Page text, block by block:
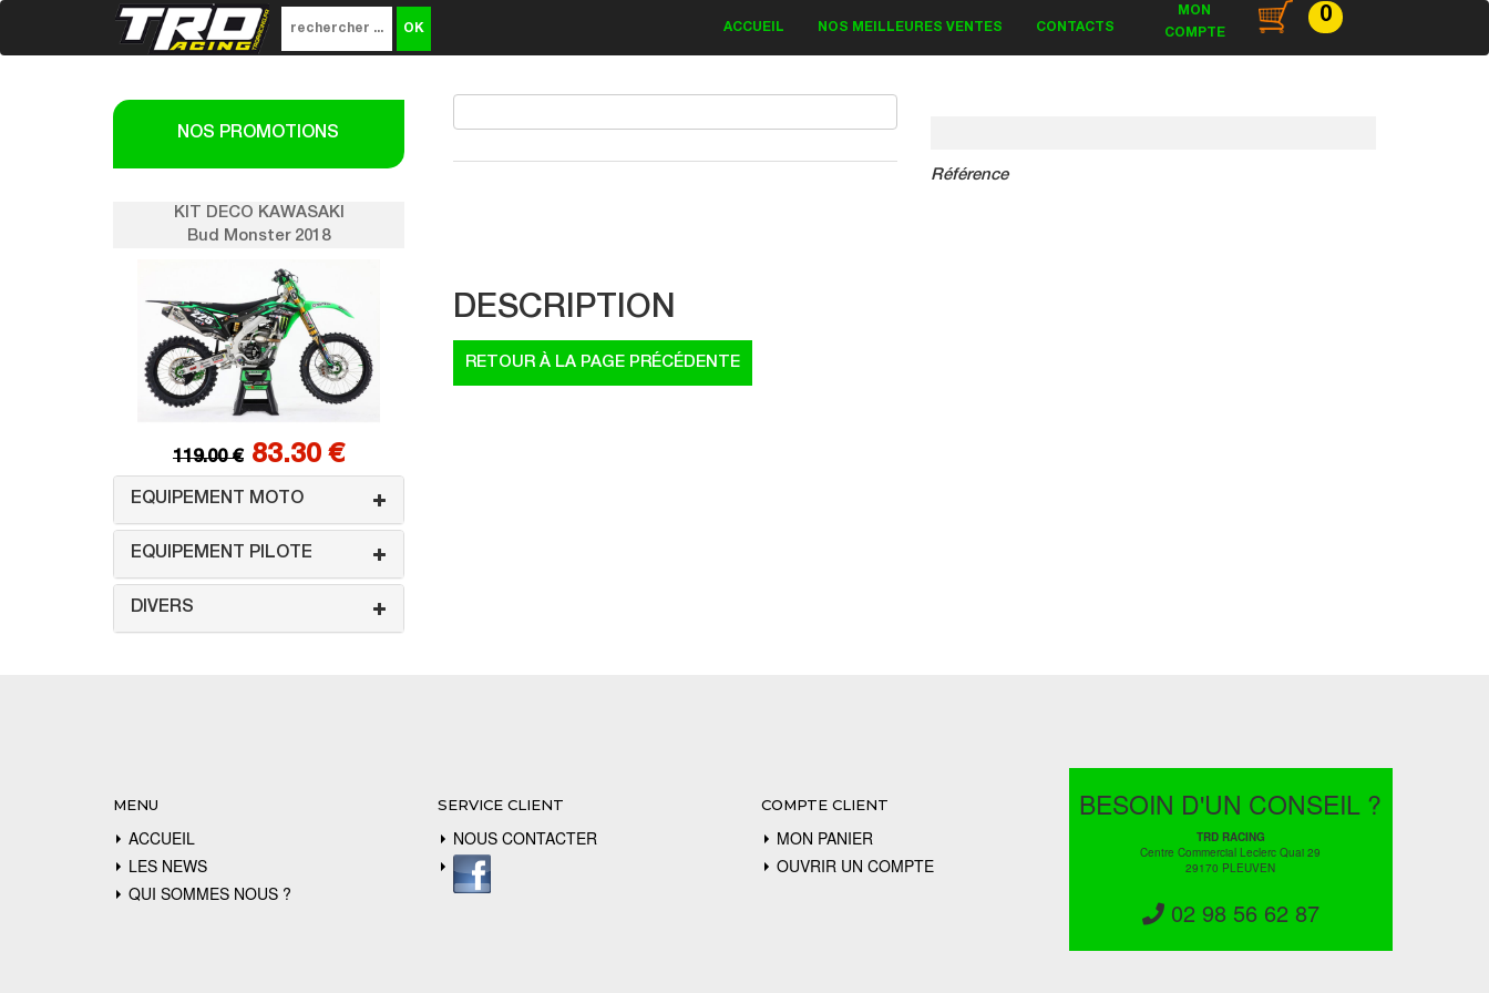
ACCUEIL NOS MEILLEURES VENTES CONTACTS
MON
COMPTE
0
NOS PROMOTIONS
KIT DECO KAWASAKI
Bud Monster 2018
119.00 € 83.30 €
EQUIPEMENT MOTO
EQUIPEMENT PILOTE
DIVERS
Référence
DESCRIPTION
MENU
ACCUEIL
LES NEWS
QUI SOMMES NOUS ?
SERVICE CLIENT
NOUS CONTACTER
COMPTE CLIENT
MON PANIER
OUVRIR UN COMPTE
BESOIN D'UN CONSEIL ?
TRD RACING
Centre Commercial Leclerc Quai 29
29170 PLEUVEN
02 98 56 62 87